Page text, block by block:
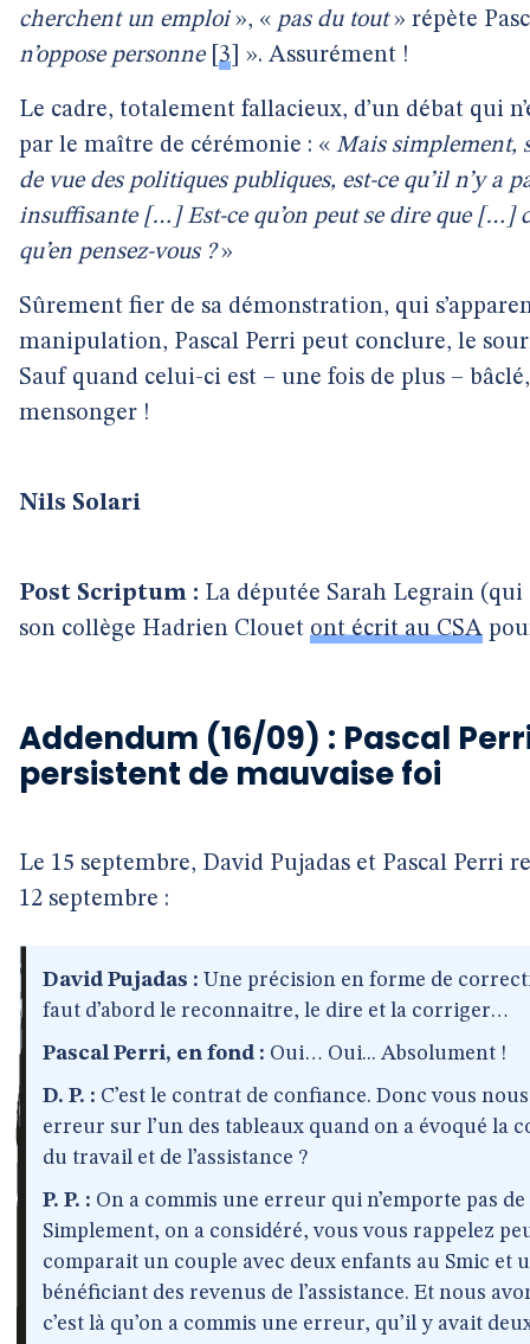
cherchent un emploi», « pas du tout» répète
n’oppose personne[ 3 ». Assurément !
Le cadre, totalement fallacieux, d’un débat qui
par le maître de cérémonie : « Mais simplement,
de vue des politiques publiques, est-ce qu’il n’y a
insuffisante […] Est-ce qu’on peut se dire que […]
qu’en pensez-vous ?»
Sûrement fier de sa démonstration, qui
manipulation, Pascal Perri peut conclure, le
Sauf quand celui-ci est – une fois de plus –
mensonger !
Nils Solari
Post Scriptum : La députée Sarah Legrain
son collège Hadrien Clouet ont écrit au CSA
Addendum (16/09) : Pascal
persistent de mauvaise foi
Le 15 septembre, David Pujadas et Pascal Perri
12 septembre :
David Pujadas : Une précision en forme de
faut d’abord le reconnaitre, le dire et la corriger…
Pascal Perri, en fond : Oui… Oui... Absolument !
D. P. : C’est le contrat de confiance. Donc vous
erreur sur l’un des tableaux quand on a évoqué la
du travail et de l’assistance ?
P. P. : On a commis une erreur qui n’emporte pas
Simplement, on a considéré, vous vous rappelez
comparait un couple avec deux enfants au Smic et
bénéficiant des revenus de l’assistance. Et nous
c’est là qu’on a commis une erreur, qu’il y avait